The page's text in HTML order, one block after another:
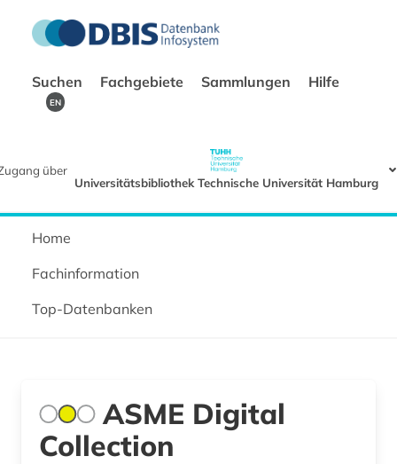
Suchen Fachgebiete Sammlungen Hilfe
EN
über
Universitätsbibliothek Technische Universität Hamburg
Home
Fachinformation
Top-Datenbanken
ASME Digital
Collection